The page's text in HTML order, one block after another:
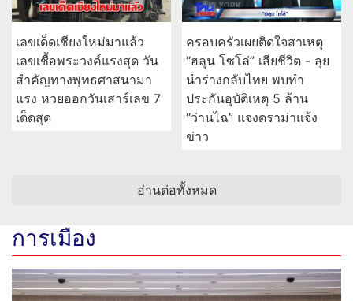
เลขเด็ดเชียงใหม่มาแล้ว
เลขเชื้อพระวงค์แรงสุด วัน
สำคัญทางพุทธศาสนามา
แรง หวยออกวันเสาร์เลข 7
เด็ดสุด
ครอบครัวเผยติดใจสาเหตุ
“ฮลุน โซโล่” เสียชีวิต - ลุย
นำร่างกลับไทย พบทำ
ประกันอุบัติเหตุ 5 ล้าน
“ว่านไฉ” แจงดราม่าแจ้ง
ข่าว
อ่านต่อทั้งหมด
การเมือง